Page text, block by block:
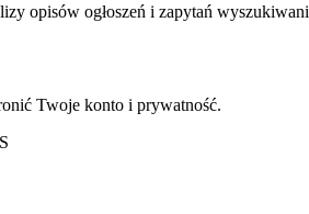
opisów ogłoszeń i zapytań
Twoje konto i prywatność.